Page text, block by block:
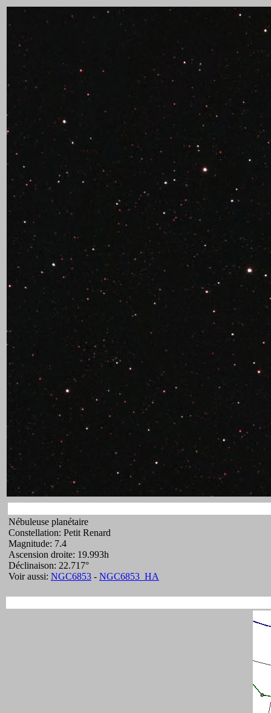
Nébuleuse planétaire
Constellation: Petit Renard
Magnitude: 7.4
Ascension droite: 19.993h
Déclinaison: 22.717°
Voir aussi: NGC6853 - NGC6853_HA